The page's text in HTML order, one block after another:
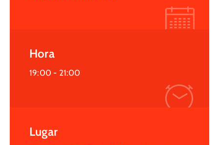
Hora
19:00 - 21:00
Lugar